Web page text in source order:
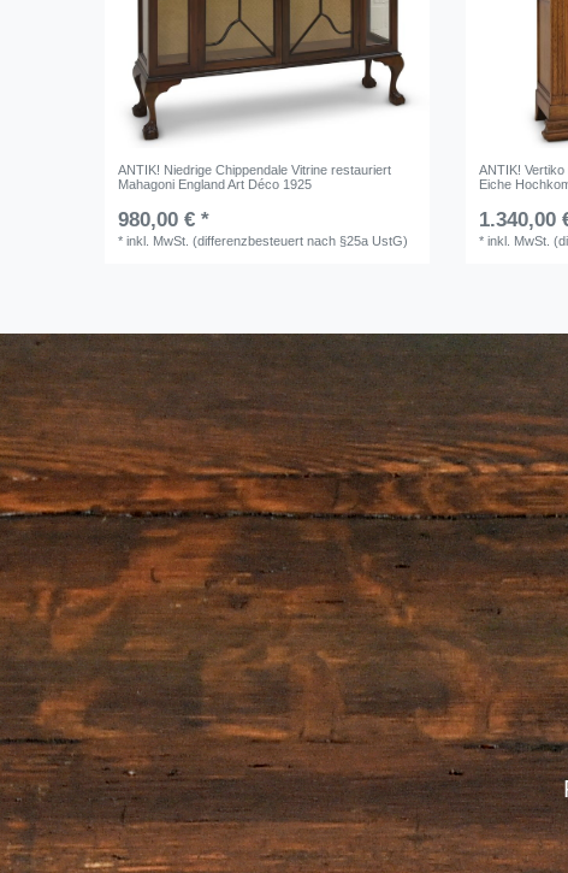
ANTIK! Niedrige Chippendale Vitrine restauriert
Mahagoni England Art Déco 1925
980,00 € *
*inkl. MwSt. (differenzbesteuert nach §25a UstG)
ANTIK!
Eiche
1.340,00
*inkl. MwSt.